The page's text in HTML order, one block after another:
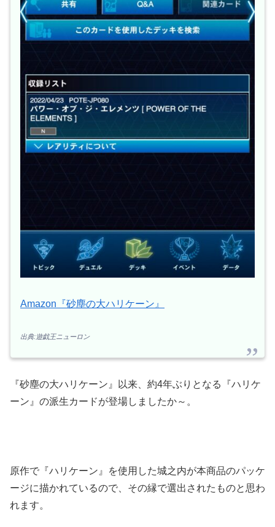
Amazon『砂塵の大ハリケーン』
出典:遊戯王ニューロン
『砂塵の大ハリケーン』以来、約4年ぶりとなる『ハリケ
ーン』の派生カードが登場しましたか～。
原作で『ハリケーン』を使用した城之内が本商品のパッケ
ージに描かれているので、その縁で選出されたものと思わ
れます。